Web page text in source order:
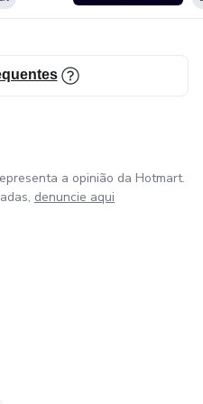
a opinião da Hotmart.
denuncie aqui